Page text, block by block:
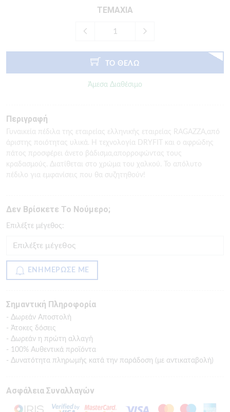
ΤΕΜΑΧΙΑ
ΤΟ ΘΕΛΩ
Άμεσα Διαθέσιμο
Περιγραφή
Γυναικεία πέδιλα της εταιρείας ελληνικής εταιρείας RAGAZZA,από
άριστης ποιότητας υλικά. Η τεχνολογία DRYFIT και ο αφρώδης
πάτος προσφέρει άνετο βάδισμα,απορροφώντας τους
κραδασμούς. Διατίθεται στο χρώμα του χαλκού. Το απόλυτο
πέδιλο για εμφανίσεις που θα συζητηθούν!
Δεν Βρίσκετε Το Νούμερο;
Eπιλέξτε μέγεθος:
ΕΝΗΜΕΡΩΣΕ ΜΕ
Σημαντική Πληροφορία
- Δωρεάν Αποστολή
- Άτοκες δόσεις
- Δωρεάν η πρώτη αλλαγή
- 100% Αυθεντικά προϊόντα
- Δυνατότητα πληρωμής κατά την παράδοση (με αντικαταβολή)
Ασφάλεια Συναλλαγών